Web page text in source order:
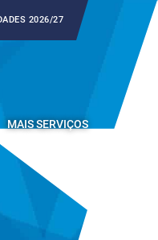
2026/27
MAIS SERVIÇOS